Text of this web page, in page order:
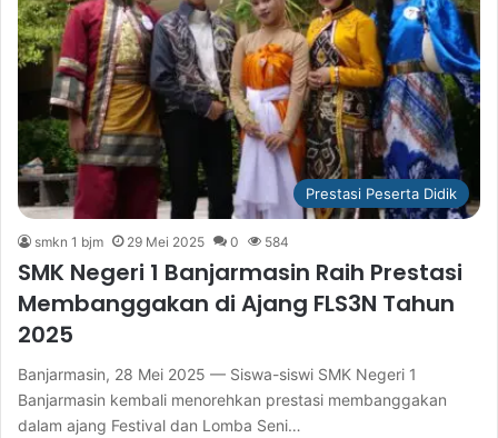
Prestasi Peserta Didik
smkn 1 bjm 29 Mei 2025 0 584
SMK Negeri 1 Banjarmasin Raih Prestasi
Membanggakan di Ajang FLS3N Tahun
2025
Banjarmasin, 28 Mei 2025 — Siswa-siswi SMK Negeri 1
Banjarmasin kembali menorehkan prestasi membanggakan
dalam ajang Festival dan Lomba Seni…